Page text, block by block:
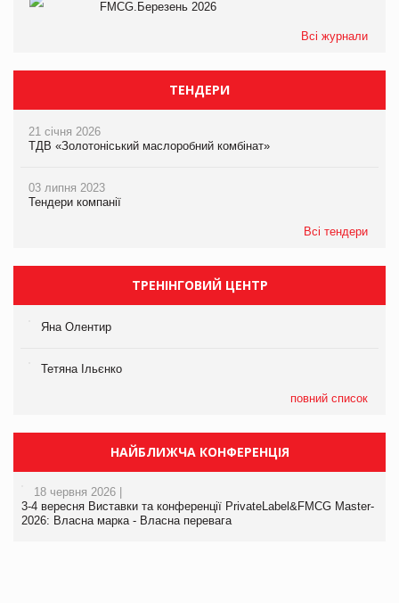
FMCG.Березень 2026
Всі журнали
ТЕНДЕРИ
21 січня 2026
ТДВ «Золотоніський маслоробний комбінат»
03 липня 2023
Тендери компанії
Всі тендери
ТРЕНІНГОВИЙ ЦЕНТР
Яна Олентир
Тетяна Ільєнко
повний список
НАЙБЛИЖЧА КОНФЕРЕНЦІЯ
18 червня 2026 |
3-4 вересня Виставки та конференції PrivateLabel&FMCG Master-
2026: Власна марка - Власна перевага